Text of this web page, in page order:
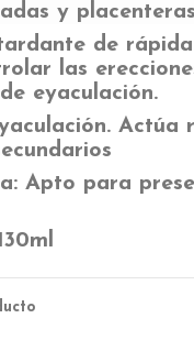
y
de
las
eyaculación.
Actúa
Apto para